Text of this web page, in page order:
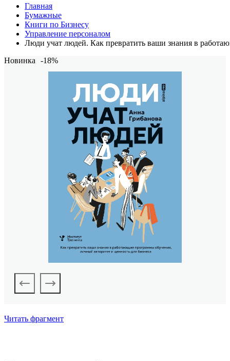
Главная
Бумажные
Книги по Бизнесу
Управление персоналом
Люди учат людей. Как превратить ваши знания в
Новинка
-18%
Читать фрагмент